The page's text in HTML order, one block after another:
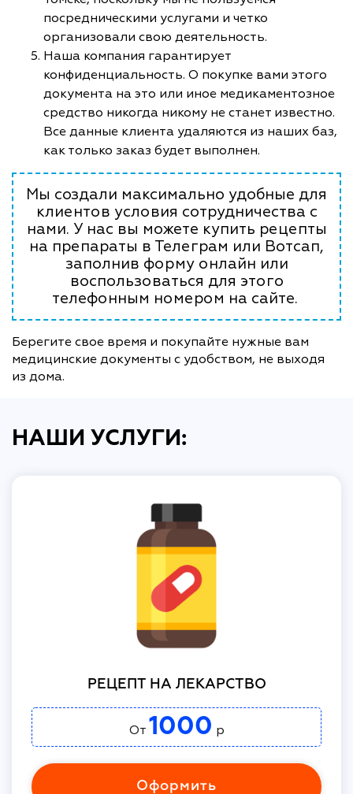
посредническими услугами и четко
организовали свою деятельность.
Наша компания гарантирует
конфиденциальность. О покупке вами этого
документа на это или иное медикаментозное
средство никогда никому не станет известно.
Все данные клиента удаляются из наших баз,
как только заказ будет выполнен.
Мы создали максимально удобные для
клиентов условия сотрудничества с
нами. У нас вы можете купить рецепты
на препараты в Телеграм или Вотсап,
заполнив форму онлайн или
воспользоваться для этого
телефонным номером на сайте.
Берегите свое время и покупайте нужные вам
медицинские документы с удобством, не выходя
из дома.
НАШИ УСЛУГИ:
РЕЦЕПТ НА ЛЕКАРСТВО
От 1000 р
Оформить